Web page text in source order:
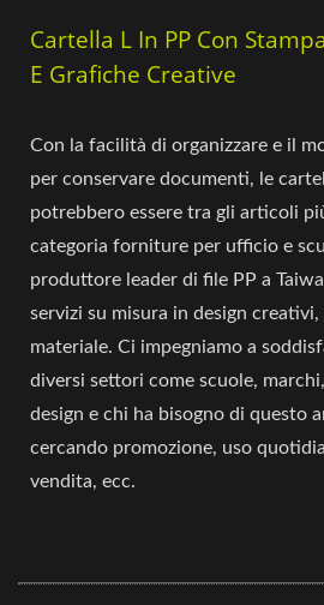
Cartella L In PP Con
E Grafiche Creative
Con la facilità di organizzare e il
per conservare documenti, le
potrebbero essere tra gli articoli
categoria forniture per ufficio e
produttore leader di file PP a
servizi su misura in design
materiale. Ci impegniamo a
diversi settori come scuole,
design e chi ha bisogno di questo
cercando promozione, uso
vendita, ecc.